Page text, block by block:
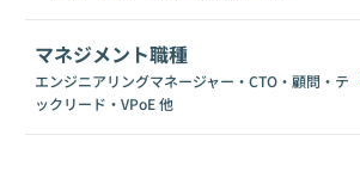
マネジメント職種
エンジニアリングマネージャー・CTO・顧問・テ
ックリード・VPoE他